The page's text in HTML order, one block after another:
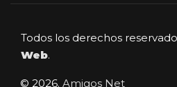
© 2026. Amigos Net
Todos los derechos
Web.